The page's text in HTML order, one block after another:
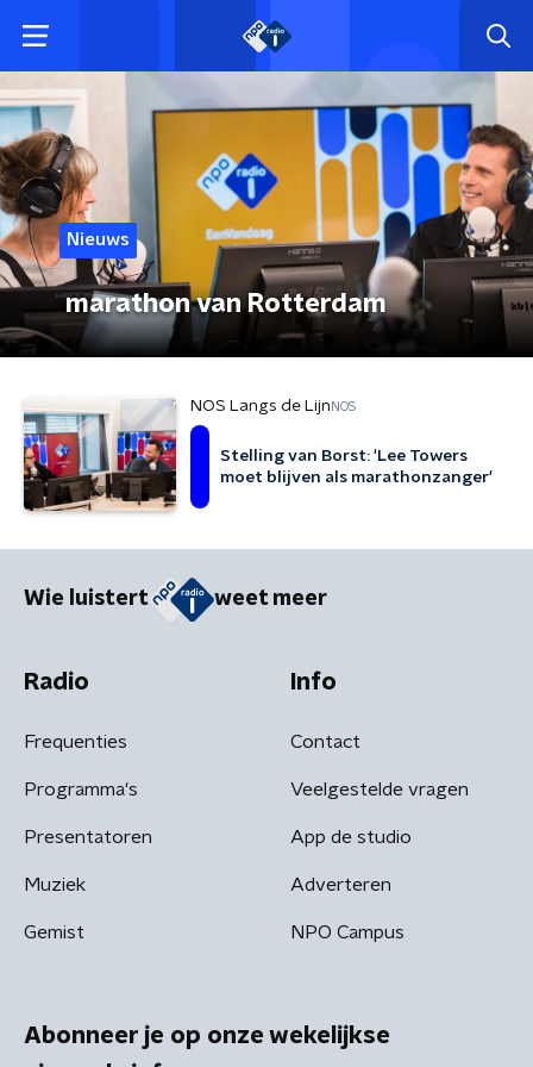
Nieuws
marathon van Rotterdam
NOS Langs de Lijn NOS
Stelling van Borst: 'Lee Towers
moet blijven als marathonzanger'
Wie luistert weet meer
Radio
Frequenties
Programma's
Presentatoren
Muziek
Gemist
Info
Contact
Veelgestelde vragen
App de studio
Adverteren
NPO Campus
Abonneer je op onze wekelijkse